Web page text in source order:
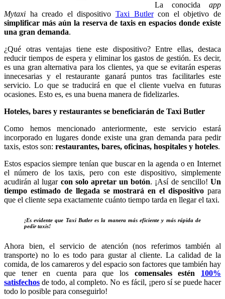
La conocida app
Mytaxi ha creado el dispositivo Taxi Butlercon el objetivo de
simplificar más aún la reserva de taxis en espacios donde existe
una gran demanda.
¿Qué otras ventajas tiene este dispositivo? Entre ellas, destaca
reducir tiempos de espera y eliminar los gastos de gestión. Es decir,
es una gran alternativa para los clientes, ya que se evitarán esperas
innecesarias y el restaurante ganará puntos tras facilitarles este
servicio. Lo que se traducirá en que el cliente vuelva en futuras
ocasiones. Esto es, es una buena manera de fidelizarles.
Hoteles, bares y restaurantes se beneficiarán de Taxi Butler
Como hemos mencionado anteriormente, este servicio estará
incorporado en lugares donde existe una gran demanda para pedir
taxis, estos son: restaurantes, bares, oficinas, hospitales y hoteles.
Estos espacios siempre tenían que buscar en la agenda o en Internet
el número de los taxis, pero con este dispositivo, simplemente
acudirán al lugar con solo apretar un botón. ¡Así de sencillo! Un
tiempo estimado de llegada se mostrará en el dispositivo para
que el cliente sepa exactamente cuánto tiempo tarda en llegar el taxi.
¡Es evidente que Taxi Butler es la manera más eficiente y más rápida de
pedir taxis!
Ahora bien, el servicio de atención (nos referimos también al
transporte) no lo es todo para gustar al cliente. La calidad de la
comida, de los camareros y del espacio son factores que también hay
que tener en cuenta para que los comensales estén 100%
satisfechos de todo, al completo. No es fácil, ¡pero sí se puede hacer
todo lo posible para conseguirlo!